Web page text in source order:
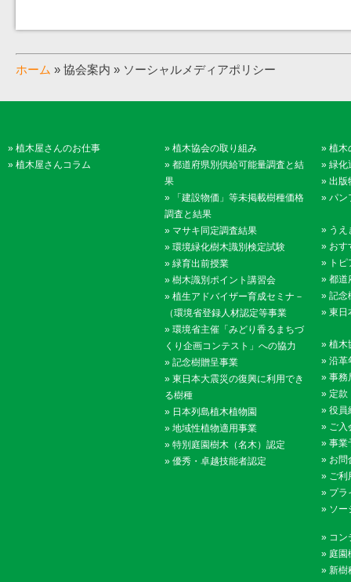
ホーム » 協会案内 » ソーシャルメディアポリシー
» 植木屋さんのお仕事
» 植木屋さんコラム
» 植木協会の取り組み
» 都道府県別供給可能量調査と結
果
»
「建設物価」等未掲載樹種価格
調査と結果
» マサキ同定調査結果
» 環境緑化樹木識別検定試験
» 緑育出前授業
» 樹木識別ポイント講習会
» 植生アドバイザー育成セミナ－
（環境省登録人材認定等事業
» 環境省主催「みどり香るまちづ
くり企画コンテスト」への協力
» 記念樹贈呈事業
» 東日本大震災の復興に利用でき
る樹種
» 日本列島植木植物園
» 地域性植物適用事業
» 特別庭園樹木（名木）認定
» 優秀・卓越技能者認定
» 植木
» 緑化
» 出版
» パン
» うえ
» おす
» ト
» 都道
» 記念
» 東日
» 植木
» 沿革
» 事務
» 定款
» 役員
» ご入
» 事業
» お問
» ご利
» プラ
» ソー
» コン
» 庭園
» 新樹